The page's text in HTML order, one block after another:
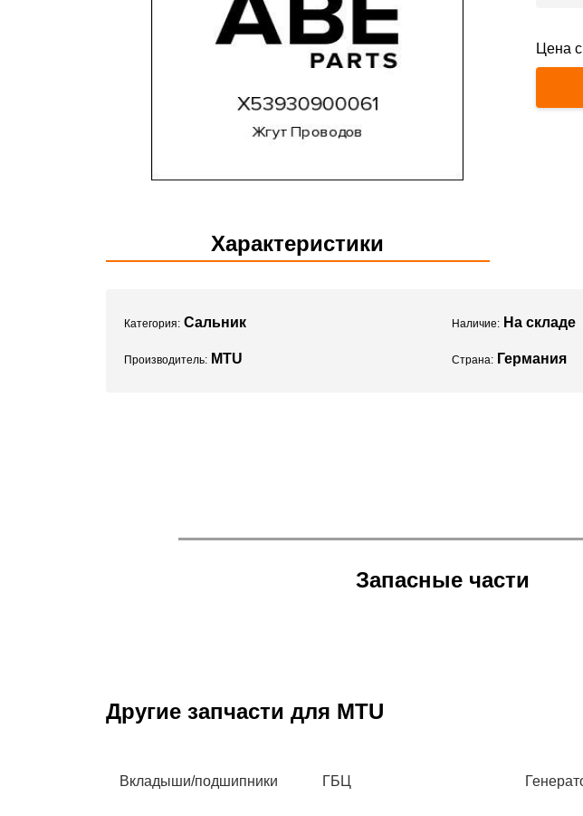
Цена
Характеристики
Категория: Сальник Наличие: На складе
Производитель: MTU Страна: Германия
Запасные части
Другие запчасти для MTU
Вкладыши/подшипники ГБЦ